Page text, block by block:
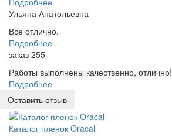
Ульяна Анатольевна
Все отлично.
Подробнее
заказ 255
Работы выполнены качественно, отлично!
Подробнее
Оставить отзыв
Каталог пленок Oracal